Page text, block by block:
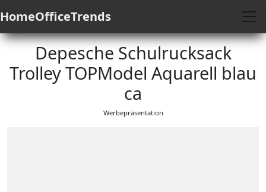
HomeOfficeTrends
Depesche Schulrucksack
Trolley TOPModel Aquarell blau
ca
Werbepräsentation